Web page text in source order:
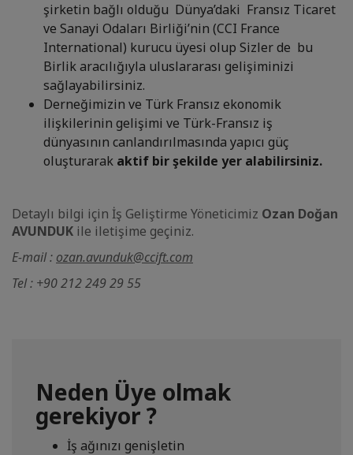
şirketin bağlı olduğu Dünya’daki Fransız Ticaret
ve Sanayi Odaları Birliği’nin (CCI France
International) kurucu üyesi olup Sizler de bu
Birlik aracılığıyla uluslararası gelişiminizi
sağlayabilirsiniz.
Derneğimizin ve Türk Fransız ekonomik
ilişkilerinin gelişimi ve Türk-Fransız iş
dünyasının canlandırılmasında yapıcı güç
oluşturarak aktif bir şekilde yer alabilirsiniz.
Detaylı bilgi için İş Geliştirme Yöneticimiz Ozan Doğan
AVUNDUK ile iletişime geçiniz.
E-mail : ozan.avunduk@ccift.com
Tel : +90 212 249 29 55
Neden Üye olmak
gerekiyor ?
İş ağınızı genişletin